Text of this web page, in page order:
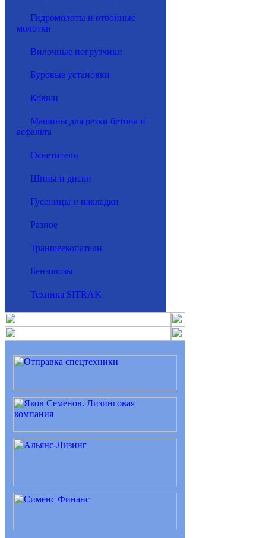
Гидромолоты и отбойные
молотки
Вилочные погрузчики
Буровые установки
Ковши
Машины для резки бетона и
асфальта
Осветители
Шины и диски
Гусеницы и накладки
Разное
Траншеекопатели
Бензовозы
Техника SITRAK